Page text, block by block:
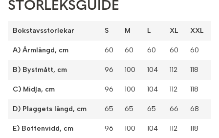
STORLEKSGUIDE
Bokstavsstorlekar S M L XL XXL
A) Ärmlängd, cm 60 60 60 60 60
B) Bystmått, cm 96 100 104 112 118
C) Midja, cm 96 100 104 112 118
D) Plaggets längd, cm 65 65 65 66 68
E) Bottenvidd, cm 96 100 104 112 118